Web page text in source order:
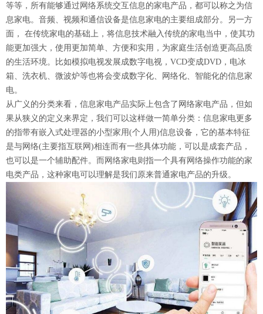
等等，所有能够通过网络系统交互信息的家电产品，都可以称之为信
息家电。音频、视频和通信设备是信息家电的主要组成部分。另一方
面， 在传统家电的基础上，将信息技术融入传统的家电当中，使其功
能更加强大，使用更加简单、方便和实用，为家庭生活创造更高品质
的生活环境。比如模拟电视发展成数字电视，VCD变成DVD，电冰
箱、洗衣机、微波炉等也将会变成数字化、网络化、智能化的信息家
电。
从广义的分类来看，信息家电产品实际上包含了网络家电产品，但如
果从狭义的定义来界定，我们可以这样做一简单分类：信息家电更多
的指带有嵌入式处理器的小型家用(个人用)信息设备，它的基本特征
是与网络(主要指互联网)相连而有一些具体功能，可以是成套产品，
也可以是一个辅助配件。而网络家电则指一个具有网络操作功能的家
电类产品，这种家电可以理解是我们原来普通家电产品的升级。